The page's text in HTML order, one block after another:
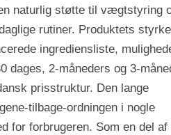
naturlig støtte til vægtstyring
rutiner. Produktets
ingrediensliste,
dages, 2-måneders og 3-
prisstruktur. Den lange
tilbage-ordningen i nogle
for forbrugeren. Som en del af